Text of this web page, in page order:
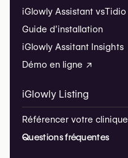
iGlowly Assistant vsTidio
Guide d’installation
iGlowly Assitant Insights
Démo en ligne ↗
iGlowly Listing
Référencer votre clinique
Questions fréquentes